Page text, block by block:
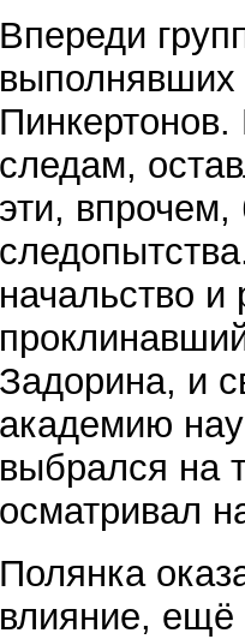
Впереди
следам,
эти,
начальство
Задорина, и
академию
выбрался на
осматривал
Полянка
влияние,